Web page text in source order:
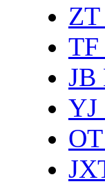
ZT
TF
JB
YJ